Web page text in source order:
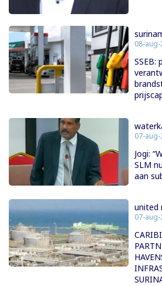
08-
SSEB:
07-
Jogi:
SLM
aan
united
07-